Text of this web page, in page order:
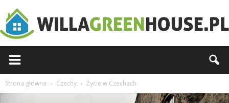
Strona główna Czechy Życie w Czechach